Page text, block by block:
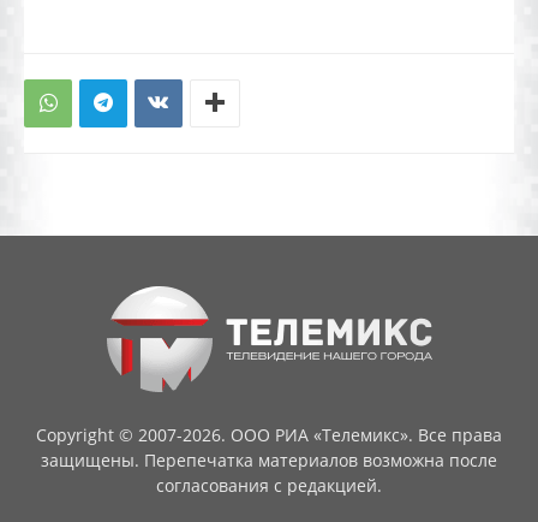
Copyright © 2007-2026. ООО РИА «Телемикс». Все права
защищены. Перепечатка материалов возможна после
согласования с редакцией.